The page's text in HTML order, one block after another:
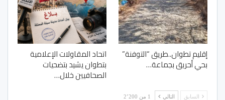
إقليم تطوان..طريق “التوفنة”
بحي أحريق بجماعة…
اتحاد المقاولات الإعلامية
بتطوان يشيد بتضحيات
الصحافيين خلال…
السابق التالي 1 من 2٬200